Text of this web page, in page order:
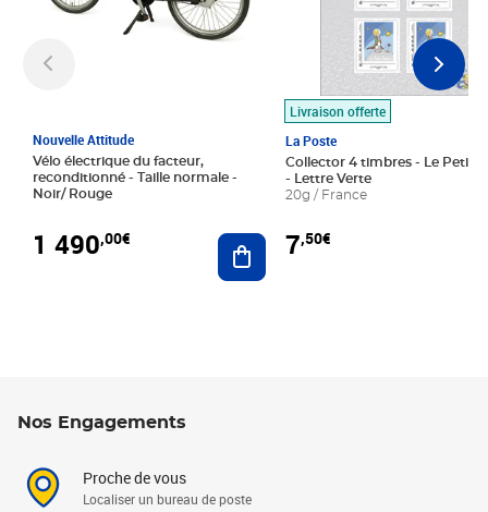
Nouvelle Attitude
Vélo électrique du facteur,
reconditionné - Taille normale -
Noir/ Rouge
1 490,00€ Ajouter au panier
Livraison offerte
La Poste
Collector 4 timbres - Le Petit
- Lettre Verte
20g / France
7,50€
Nos Engagements
Proche de vous
Localiser un bureau de poste